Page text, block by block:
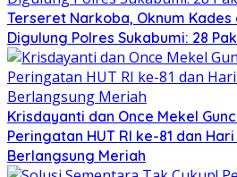
Terseret Narkoba, Oknum Kades
Digulung Polres Sukabumi: 28
Krisdayanti dan Once Mekel
Peringatan HUT RI ke-81 dan Hari
Berlangsung Meriah